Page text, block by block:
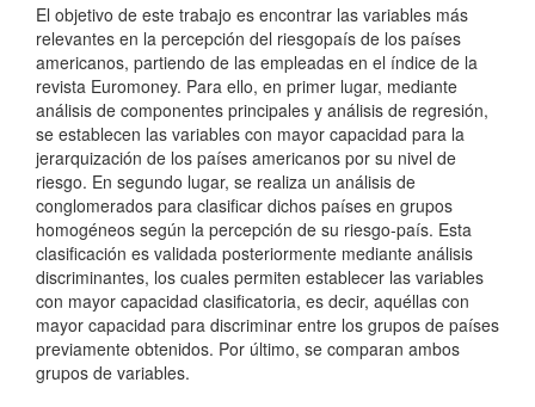
El objetivo de este trabajo es encontrar las variables más
relevantes en la percepción del riesgopaís de los países
americanos, partiendo de las empleadas en el índice de la
revista Euromoney. Para ello, en primer lugar, mediante
análisis de componentes principales y análisis de regresión,
se establecen las variables con mayor capacidad para la
jerarquización de los países americanos por su nivel de
riesgo. En segundo lugar, se realiza un análisis de
conglomerados para clasificar dichos países en grupos
homogéneos según la percepción de su riesgo-país. Esta
clasificación es validada posteriormente mediante análisis
discriminantes, los cuales permiten establecer las variables
con mayor capacidad clasificatoria, es decir, aquéllas con
mayor capacidad para discriminar entre los grupos de países
previamente obtenidos. Por último, se comparan ambos
grupos de variables.